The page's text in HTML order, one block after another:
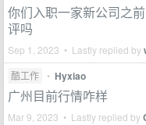
你们入职一家新公司之
评吗
Sep 1, 2023 • Lastly replied by
酷工作 • Hyxiao
广州目前行情咋样
Mar 9, 2023 • Lastly replied by